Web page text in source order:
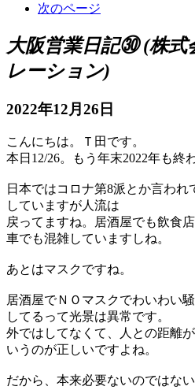
次のページ
大阪営業日記㉚ (株
レーション)
2022年12月26日
こんにちは。Ｔ田です。
本日12/26。もう年末2022年も終
日本ではコロナ第8派とか言わ
していますが人流は
戻ってますね。居酒屋でも飲食
車でも混雑していますしね。
あとはマスクですね。
居酒屋でＮＯマスクでわいわい
してるって光景は異常です。
外ではしてなくて、人との距離
いうのが正しいですよね。
だから、本来必要ないのではない